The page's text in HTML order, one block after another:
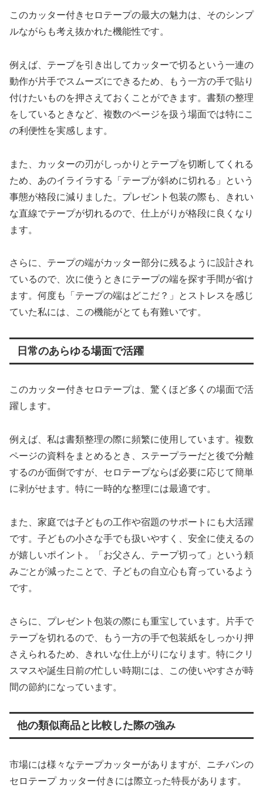
このカッター付きセロテープの最大の魅力は、そのシンプ
ルながらも考え抜かれた機能性です。
例えば、テープを引き出してカッターで切るという一連の
動作が片手でスムーズにできるため、もう一方の手で貼り
付けたいものを押さえておくことができます。書類の整理
をしているときなど、複数のページを扱う場面では特にこ
の利便性を実感します。
また、カッターの刃がしっかりとテープを切断してくれる
ため、あのイライラする「テープが斜めに切れる」という
事態が格段に減りました。プレゼント包装の際も、きれい
な直線でテープが切れるので、仕上がりが格段に良くなり
ます。
さらに、テープの端がカッター部分に残るように設計され
ているので、次に使うときにテープの端を探す手間が省け
ます。何度も「テープの端はどこだ？」とストレスを感じ
ていた私には、この機能がとても有難いです。
日常のあらゆる場面で活躍
このカッター付きセロテープは、驚くほど多くの場面で活
躍します。
例えば、私は書類整理の際に頻繁に使用しています。複数
ページの資料をまとめるとき、ステープラーだと後で分離
するのが面倒ですが、セロテープならば必要に応じて簡単
に剥がせます。特に一時的な整理には最適です。
また、家庭では子どもの工作や宿題のサポートにも大活躍
です。子どもの小さな手でも扱いやすく、安全に使えるの
が嬉しいポイント。「お父さん、テープ切って」という頼
みごとが減ったことで、子どもの自立心も育っているよう
です。
さらに、プレゼント包装の際にも重宝しています。片手で
テープを切れるので、もう一方の手で包装紙をしっかり押
さえられるため、きれいな仕上がりになります。特にクリ
スマスや誕生日前の忙しい時期には、この使いやすさが時
間の節約になっています。
他の類似商品と比較した際の強み
市場には様々なテープカッターがありますが、ニチバンの
セロテープ カッター付きには際立った特長があります。